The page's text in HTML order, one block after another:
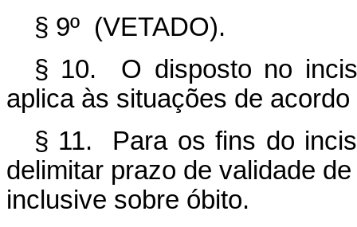
§ 9º (VETADO).
§ 10. O disposto no
aplica às situações de
§ 11. Para os fins do
delimitar prazo de validade
inclusive sobre óbito.